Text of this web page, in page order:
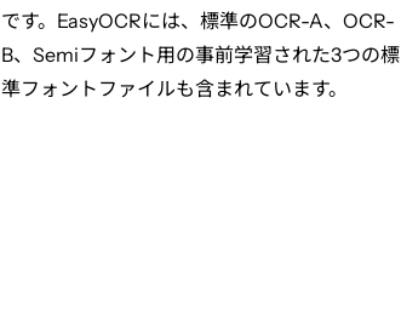
です。 EasyOCRには、標準のOCR-A、 OCR-
B、 Semiフォント用の事前学習された3つの標
準フォントファイルも含まれています。